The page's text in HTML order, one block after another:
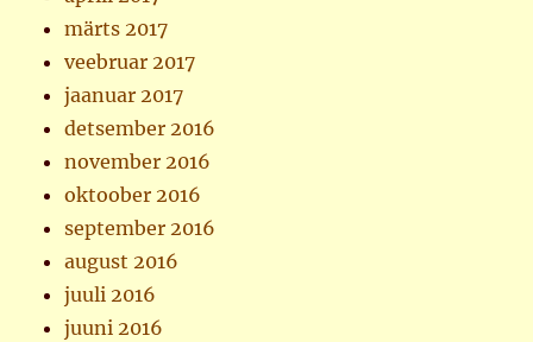
märts 2017
veebruar 2017
jaanuar 2017
detsember 2016
november 2016
oktoober 2016
september 2016
august 2016
juuli 2016
juuni 2016